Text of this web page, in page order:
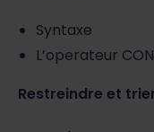
Syntaxe
L’operateur
Restreindre et